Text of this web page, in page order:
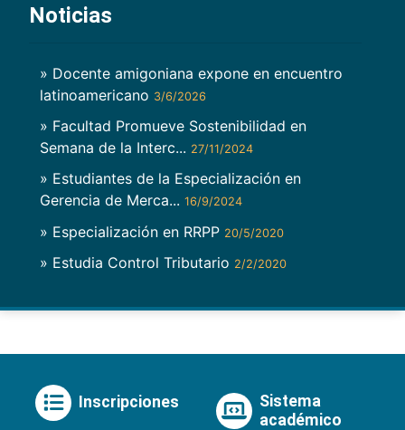
Noticias
» Docente amigoniana expone en encuentro
latinoamericano 3/6/2026
» Facultad Promueve Sostenibilidad en
Semana de la Interc... 27/11/2024
» Estudiantes de la Especialización en
Gerencia de Merca... 16/9/2024
» Especialización en RRPP 20/5/2020
» Estudia Control Tributario 2/2/2020
Inscripciones
Sistema
académico